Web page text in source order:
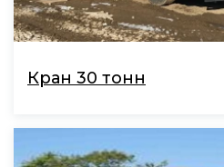
Кран 30 тонн